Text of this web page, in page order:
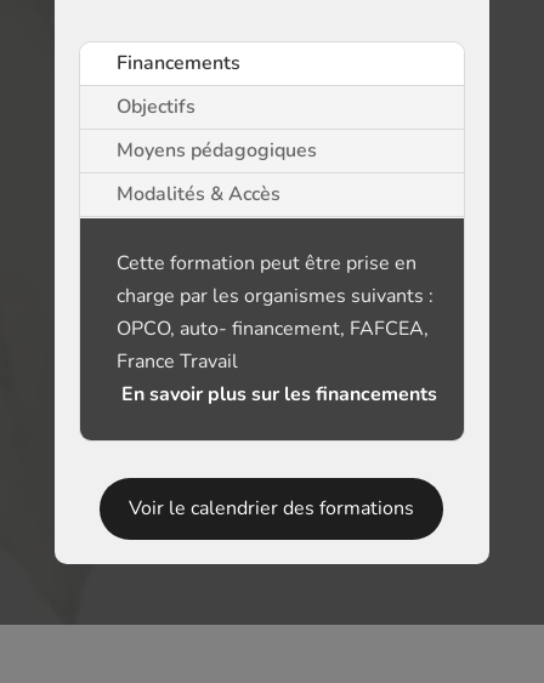
Financements
Objectifs
Moyens pédagogiques
Modalités & Accès
Cette formation peut être prise en
charge par les organismes suivants :
OPCO, auto- financement, FAFCEA,
France Travail
En savoir plus sur les financements
Voir le calendrier des formations